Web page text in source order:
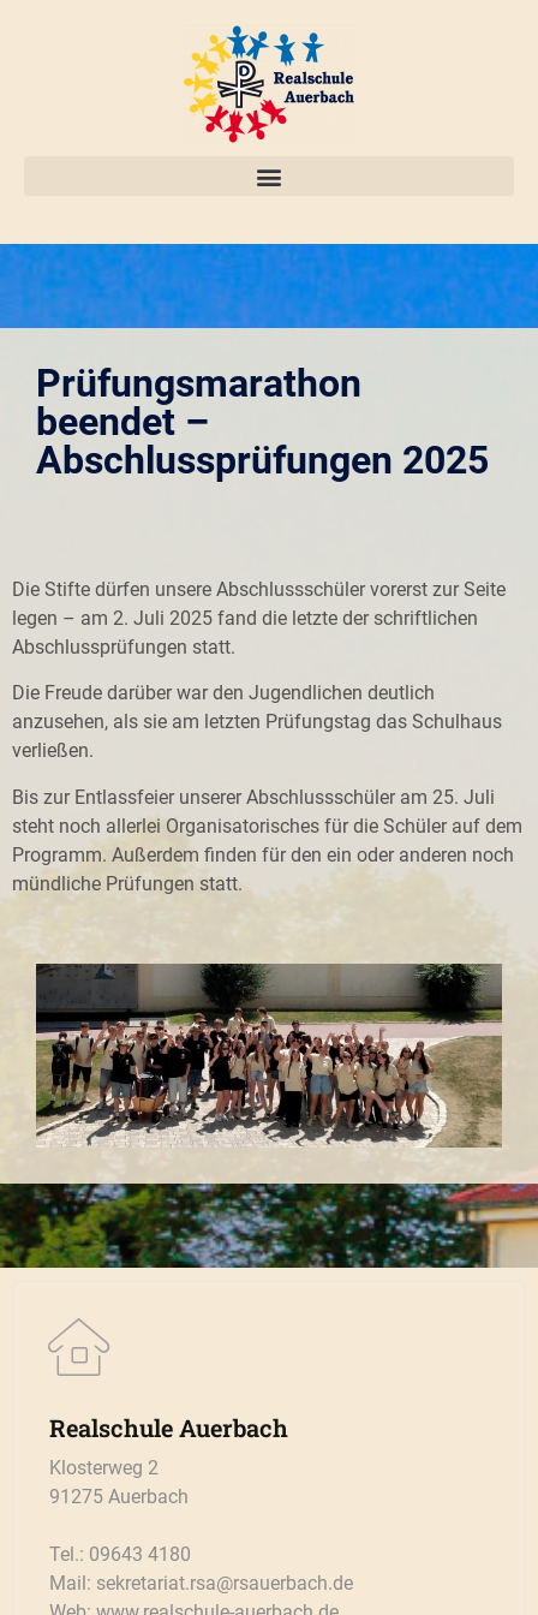
Prüfungsmarathon
beendet –
Abschlussprüfungen 2025
Die Stifte dürfen unsere Abschlussschüler vorerst zur Seite
legen – am 2. Juli 2025 fand die letzte der schriftlichen
Abschlussprüfungen statt.
Die Freude darüber war den Jugendlichen deutlich
anzusehen, als sie am letzten Prüfungstag das Schulhaus
verließen.
Bis zur Entlassfeier unserer Abschlussschüler am 25. Juli
steht noch allerlei Organisatorisches für die Schüler auf dem
Programm. Außerdem finden für den ein oder anderen noch
mündliche Prüfungen statt.
Realschule Auerbach
Klosterweg 2
91275 Auerbach
Tel.: 09643 4180
Mail: sekretariat.rsa@rsauerbach.de